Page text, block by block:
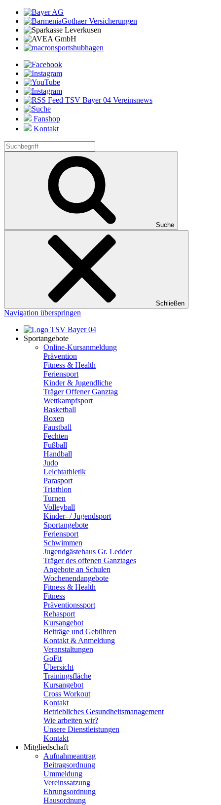
Fanshop
Kontakt
Suche
Schließen
Navigation überspringen
Sportangebote
Online-Kursanmeldung
Prävention
Fitness & Health
Feriensport
Kinder & Jugendliche
Träger Offener Ganztag
Wettkampfsport
Basketball
Boxen
Faustball
Fechten
Fußball
Handball
Judo
Leichtathletik
Parasport
Triathlon
Turnen
Volleyball
Kinder- / Jugendsport
Sportangebote
Feriensport
Schwimmen
Jugendgästehaus Gr. Ledder
Träger des offenen Ganztages
Angebote an Schulen
Wochenendangebote
Fitness & Health
Fitness
Präventionssport
Rehasport
Kursangebot
Beiträge und Gebühren
Kontakt & Anmeldung
Veranstaltungen
GoFit
Übersicht
Trainingsfläche
Kursangebot
Cross Workout
Kontakt
Betriebliches Gesundheitsmanagement
Wie arbeiten wir?
Unsere Dienstleistungen
Kontakt
Mitgliedschaft
Aufnahmeantrag
Beitragsordnung
Ummeldung
Vereinssatzung
Ehrungsordnung
Hausordnung